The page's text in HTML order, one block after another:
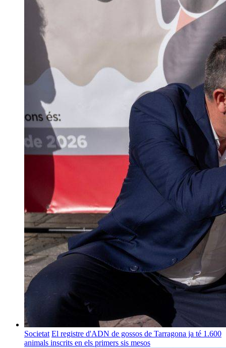
Societat El registre d'ADN de gossos de Tarragona ja té 1.600
animals inscrits en els primers sis mesos